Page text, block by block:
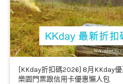
[KKday折扣碼2026] 8月KKday
樂園門票跟信用卡優惠懶人包